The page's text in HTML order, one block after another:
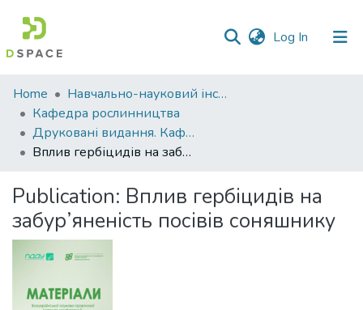
Log In (current)
Communities
&
Collections
All of DSpace
Statistics
Home
Навчально-науковий інститут агротехнологій, селекції та екології
Кафедра рослинництва
Друковані видання. Кафедра рослинництва
Вплив гербіцидів на забур’яненість посівів соняшнику
Publication: Вплив гербіцидів на
забур’яненість посівів соняшнику